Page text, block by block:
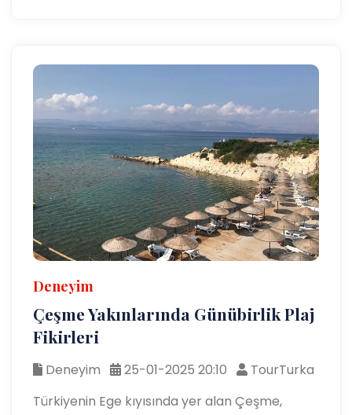
Deneyim
Çeşme Yakınlarında Günübirlik Plaj
Fikirleri
Deneyim 25-01-2025 20:10
TourTurka
Türkiyenin Ege kıyısında yer alan Çeşme,